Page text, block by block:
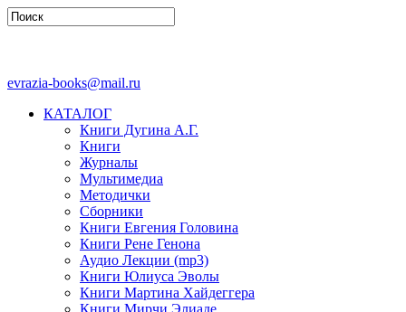
evrazia-books@mail.ru
КАТАЛОГ
Книги Дугина А.Г.
Книги
Журналы
Мультимедиа
Методички
Сборники
Книги Евгения Головина
Книги Рене Генона
Аудио Лекции (mp3)
Книги Юлиуса Эволы
Книги Мартина Хайдеггера
Книги Мирчи Элиаде